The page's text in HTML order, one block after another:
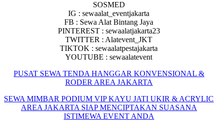
SOSMED
IG : sewaalat_eventjakarta
FB : Sewa Alat Bintang Jaya
PINTEREST : sewaalatjakarta23
TWITTER : Alatevent_JKT
TIKTOK : sewaalatpestajakarta
YOUTUBE : sewaalatevent
PUSAT SEWA TENDA HANGGAR KONVENSIONAL &
RODER AREA JAKARTA
SEWA MIMBAR PODIUM VIP KAYU JATI UKIR & ACRYLIC
AREA JAKARTA SIAP MENCIPTAKAN SUASANA
ISTIMEWA EVENT ANDA